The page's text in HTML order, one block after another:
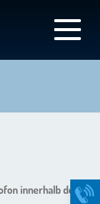
innerhalb der